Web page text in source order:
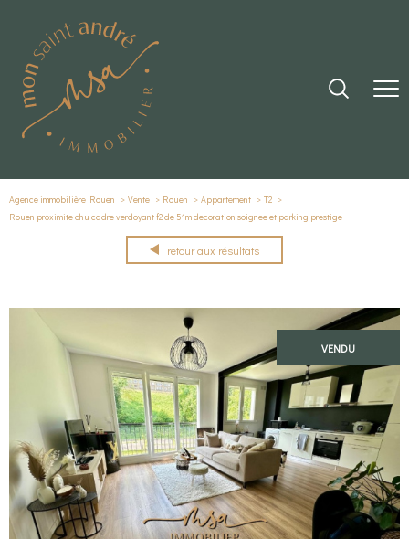
Agence immobilière Rouen Vente Rouen Appartement
T2
Rouen proximite chu cadre verdoyant f2 de 51m decoration soignee et parking prestige
retour aux résultats
VENDU